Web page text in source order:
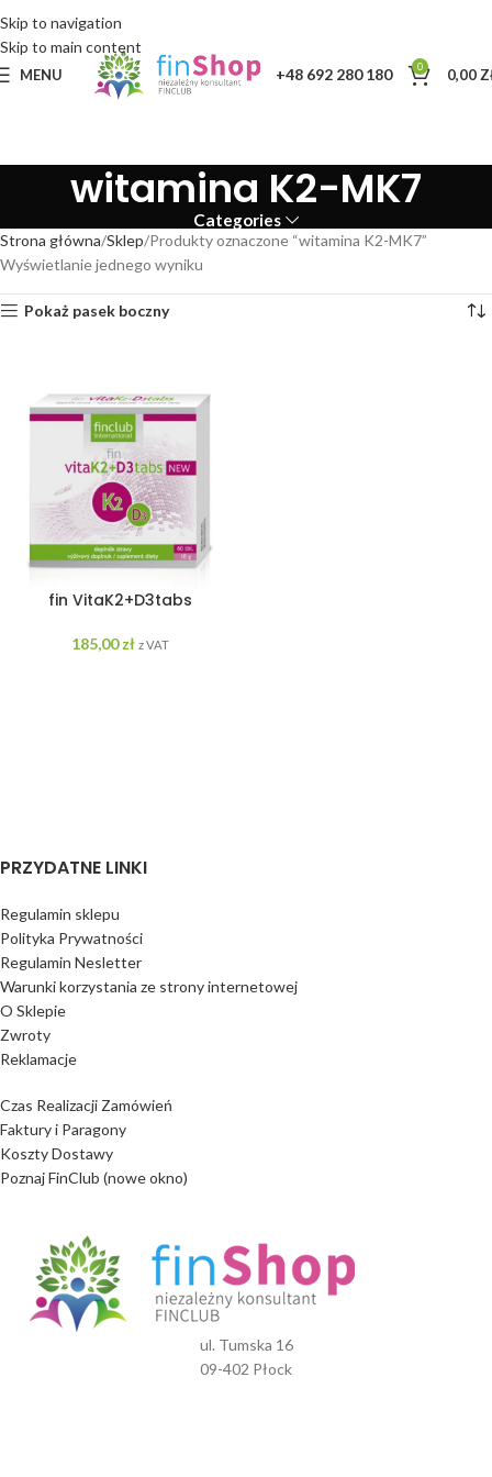
Skip to navigation
Skip to main content
MENU +48 692 280 180 0 0,00
witamina K2-MK7
Categories
Strona główna Sklep Produkty oznaczone “witamina K2-MK7”
Wyświetlanie jednego wyniku
Pokaż pasek boczny
fin VitaK2+D3tabs
185,00zł z VAT
PRZYDATNE LINKI
Regulamin sklepu
Polityka Prywatności
Regulamin Nesletter
Warunki korzystania ze strony internetowej
O Sklepie
Zwroty
Reklamacje
Czas Realizacji Zamówień
Faktury i Paragony
Koszty Dostawy
Poznaj FinClub (nowe okno)
ul. Tumska 16
09-402 Płock